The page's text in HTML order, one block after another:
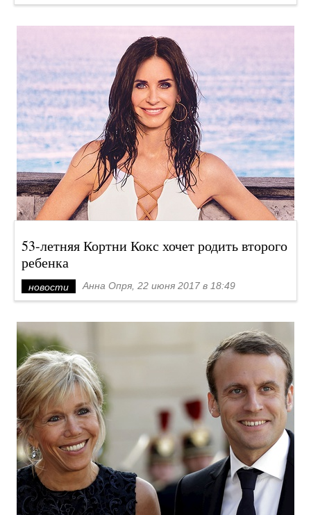
53-летняя Кортни Кокс хочет родить второго
ребенка
новости Анна Опря, 22 июня 2017 в 18:49